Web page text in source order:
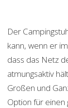
Der
kann, wenn er
dass das Netz
atmungsaktiv
Großen und
Option für einen